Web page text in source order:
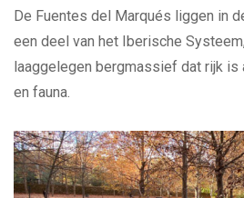
De Fuentes del Marqués liggen in
een deel van het Iberische
laaggelegen bergmassief dat rijk is
en fauna.